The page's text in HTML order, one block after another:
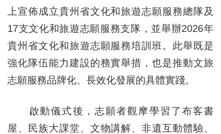
上宣佈成立貴州省文化和旅遊志願服務總隊及
17支文化和旅遊志願服務支隊，並舉辦2026年
貴州省文化和旅遊志願服務培訓班。此舉既是
強化隊伍能力建設的務實舉措，也是推動文旅
志願服務品牌化、長效化發展的具體實踐。
啟動儀式後，志願者觀摩學習了布客書
屋、民族大課堂、文物講解、非遺互動體驗、